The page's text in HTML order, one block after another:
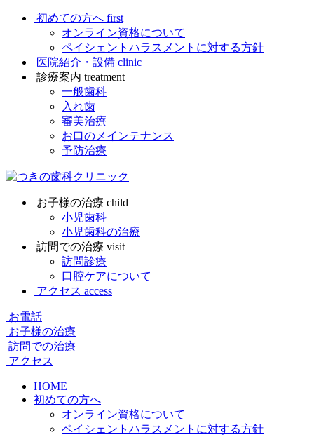
初めての方へ first
オンライン資格について
ペイシェントハラスメントに対する方針
医院紹介・設備 clinic
診療案内 treatment
一般歯科
入れ歯
審美治療
お口のメインテナンス
予防治療
お子様の治療 child
小児歯科
小児歯科の治療
訪問での治療 visit
訪問診療
口腔ケアについて
アクセス access
お電話
お子様の治療
訪問での治療
アクセス
HOME
初めての方へ
オンライン資格について
ペイシェントハラスメントに対する方針